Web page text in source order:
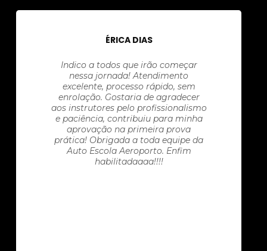
ÉRICA DIAS
Indico a todos que irão começar
nessa jornada! Atendimento
excelente, processo rápido, sem
enrolação. Gostaria de agradecer
aos instrutores pelo profissionalismo
e paciência, contribuiu para minha
aprovação na primeira prova
prática! Obrigada a toda equipe da
Auto Escola Aeroporto. Enfim
habilitadaaaa!!!!